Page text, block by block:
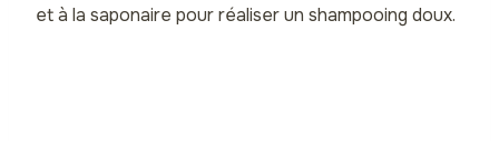
et à la saponaire pour réaliser un shampooing doux.